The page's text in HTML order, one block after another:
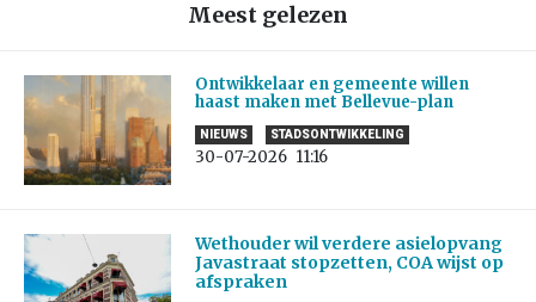
Meest gelezen
Ontwikkelaar en gemeente willen
haast maken met Bellevue-plan
NIEUWS STADSONTWIKKELING
30-07-2026 11:16
Wethouder wil verdere asielopvang
Javastraat stopzetten, COA wijst op
afspraken